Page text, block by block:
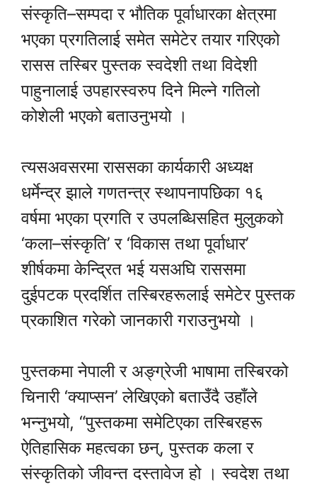
संस्कृति–सम्पदा र भौतिक पूर्वाधारका क्षेत्रमा
भएका प्रगतिलाई समेत समेटेर तयार गरिएको
रासस तस्बिर पुस्तक स्वदेशी तथा विदेशी
पाहुनालाई उपहारस्वरुप दिने मिल्ने गतिलो
कोशेली भएको बताउनुभयो ।
त्यसअवसरमा राससका कार्यकारी अध्यक्ष
धर्मेन्द्र झाले गणतन्त्र स्थापनापछिका १६
वर्षमा भएका प्रगति र उपलब्धिसहित मुलुकको
‘कला–संस्कृति’ र ‘विकास तथा पूर्वाधार’
शीर्षकमा केन्द्रित भई यसअघि राससमा
दुईपटक प्रदर्शित तस्बिरहरूलाई समेटेर पुस्तक
प्रकाशित गरेको जानकारी गराउनुभयो ।
पुस्तकमा नेपाली र अङ्ग्रेजी भाषामा तस्बिरको
चिनारी ‘क्याप्सन’ लेखिएको बताउँदै उहाँले
भन्नुभयो, “पुस्तकमा समेटिएका तस्बिरहरू
ऐतिहासिक महत्वका छन्, पुस्तक कला र
संस्कृतिको जीवन्त दस्तावेज हो । स्वदेश तथा